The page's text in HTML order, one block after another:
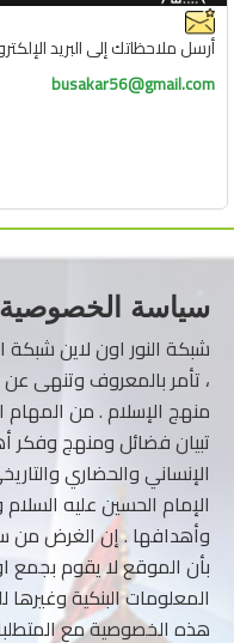
أرسل ملاحظاتك إلى البريد
busakar56@gmail.com
سياسة الخصوصية
شبكة النور اون لاين شبكة
، تأمر بالمعروف وتنهى
منهج الإسلام . من المهام
تبيان فضائل ومنهج وفكر
الإنساني والحضاري
الإمام الحسين عليه
وأهدافها . إن الغرض من
بأن الموقع لا يقوم بجمع
المعلومات البنكية
هذه الخصوصية مع